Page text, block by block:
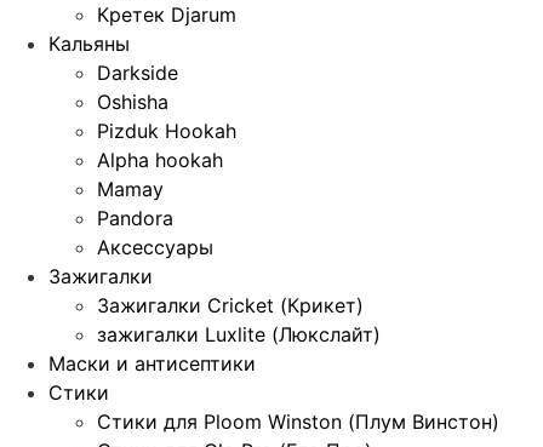
Кретек Djarum
Кальяны
Darkside
Oshisha
Pizduk Hookah
Alpha hookah
Mamay
Pandora
Аксессуары
Зажигалки
Зажигалки Cricket (Крикет)
зажигалки Luxlite (Люкслайт)
Маски и антисептики
Стики
Стики для Ploom Winston (Плум Винстон)